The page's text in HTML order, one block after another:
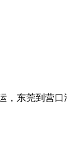
东莞到营